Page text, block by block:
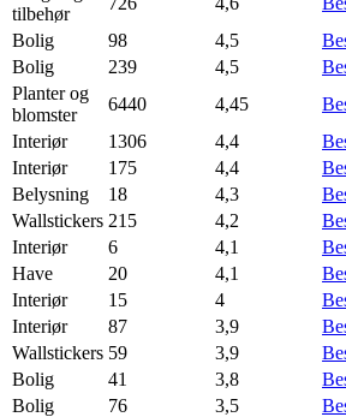
tilbehør
Bolig 98 4,5
Bolig 239 4,5
Planter og
blomster
6440 4,45
Interiør 1306 4,4
Interiør 175 4,4
Belysning 18 4,3
Wallstickers 215 4,2
Interiør 6 4,1
Have 20 4,1
Interiør 15 4
Interiør 87 3,9
Wallstickers 59 3,9
Bolig 41 3,8
Bolig 76 3,5